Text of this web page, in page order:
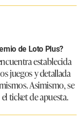
de Loto Plus?
establecida
juegos y detallada
Asimismo, se
ticket de apuesta.